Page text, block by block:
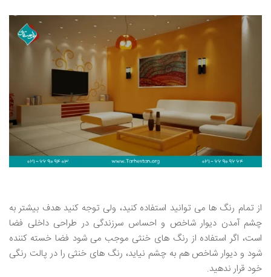
از تمام رنگ ها می توانید استفاده کنید، ولی توجه کنید هدف بیشتر به
چشم آمدن دیوار شاخص و احساس سرزندگی در طراحی داخلی فضا
است، اگر استفاده از رنگ های خنثی موجب می شود فضا خسته کننده
شود و دیوار شاخص هم به چشم نیاید، رنگ های خنثی را در پالت رنگی
خود قرار ندهید.